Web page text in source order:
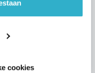
cookies